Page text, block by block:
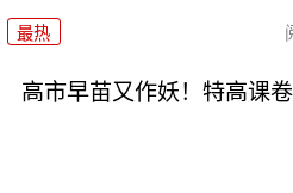
最热
高市早苗又作妖！特高课